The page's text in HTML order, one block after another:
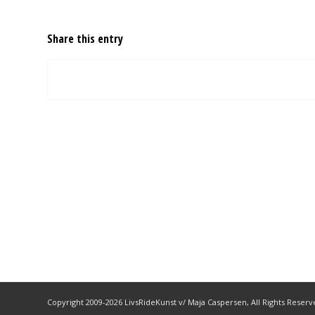
Share this entry
Copyright 2009-2026 LivsRideKunst v/ Maja Caspersen, All Rights